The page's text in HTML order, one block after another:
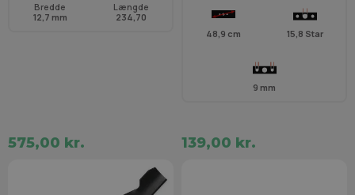
Bredde
12,7 mm
Længde
234,70
575,00 kr.
48,9 cm 15,8 Star
9 mm
139,00 kr.